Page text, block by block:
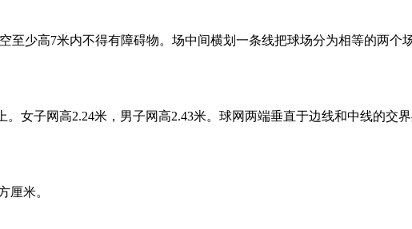
至少高7米内不得有障碍物。场中间横划一条线把球场分为相等的两个
女子网高2.24米，男子网高2.43米。球网两端垂直于边线和中线的交
厘米。